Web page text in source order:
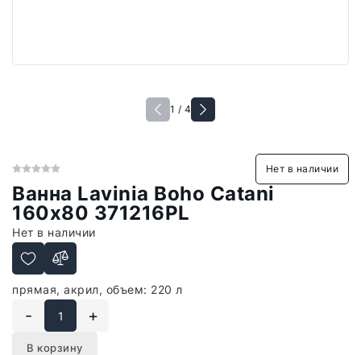
1 / 4
Нет в наличии
Ванна Lavinia Boho Catani
160х80 371216PL
Нет в наличии
прямая, акрил, объем: 220 л
- +
В корзину